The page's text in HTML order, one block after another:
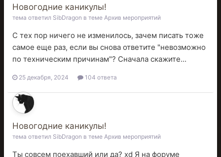
Новогодние каникулы!
тема ответил SibDragon в теме Архив мероприятий
С тех пор ничего не изменилось, зачем писать тоже
самое еще раз, если вы снова ответите "невозможно
по техническим причинам"? Сначала скажите...
25 декабря, 2024 104 ответа
Новогодние каникулы!
тема ответил SibDragon в теме Архив мероприятий
Ты совсем поехавший или да? xd Я на форуме